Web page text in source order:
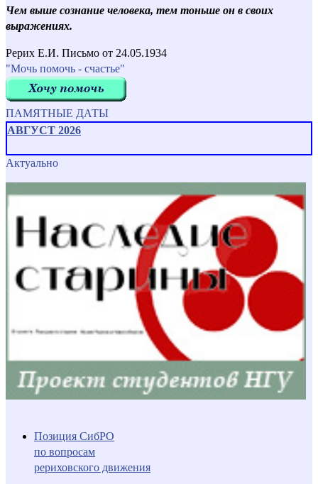
Чем выше сознание человека, тем тоньше он в своих
выражениях.
Рерих Е.И. Письмо от 24.05.1934
"Мочь помочь - счастье"
ПАМЯТНЫЕ ДАТЫ
АВГУСТ 2026
Актуально
Позиция СибРО
по вопросам
рериховского движения